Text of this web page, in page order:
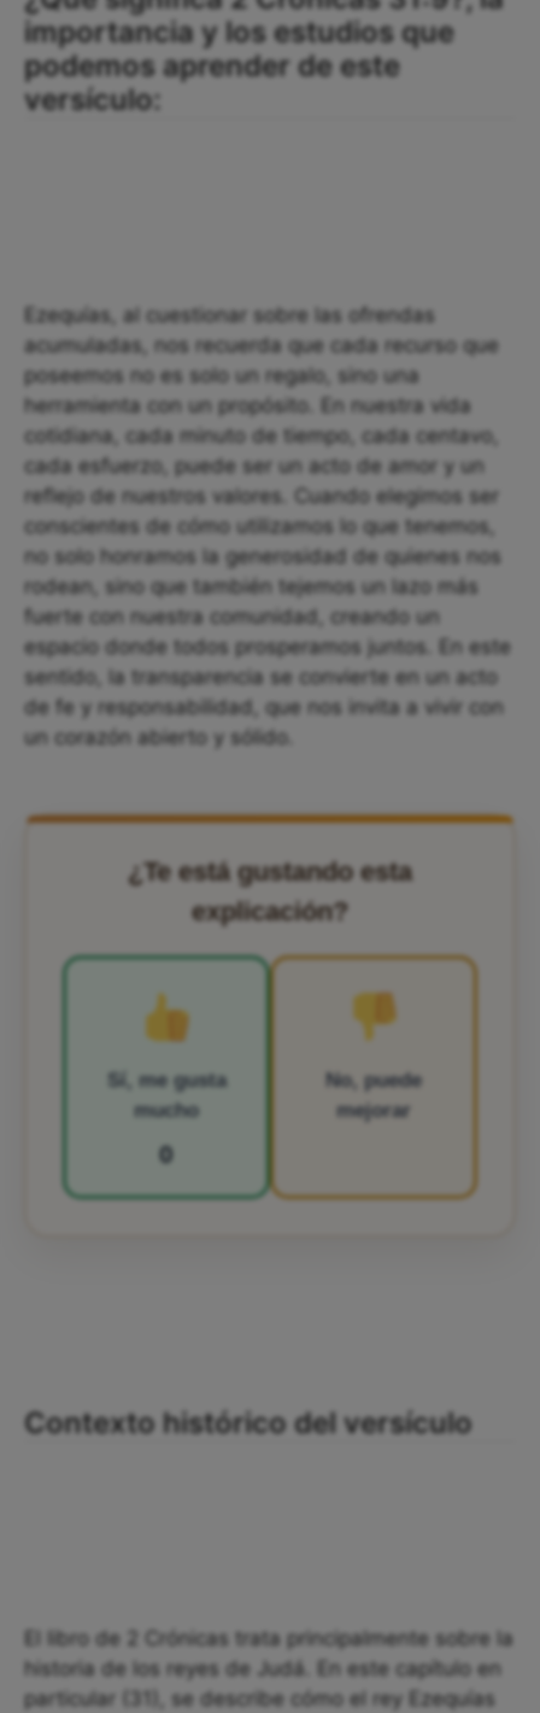
importancia y los estudios que
podemos aprender de este
versículo:
Ezequías, al cuestionar sobre las ofrendas
acumuladas, nos recuerda que cada recurso que
poseemos no es solo un regalo, sino una
herramienta con un propósito. En nuestra vida
cotidiana, cada minuto de tiempo, cada centavo,
cada esfuerzo, puede ser un acto de amor y un
reflejo de nuestros valores. Cuando elegimos ser
conscientes de cómo utilizamos lo que tenemos,
no solo honramos la generosidad de quienes nos
rodean, sino que también tejemos un lazo más
fuerte con nuestra comunidad, creando un
espacio donde todos prosperamos juntos. En este
sentido, la transparencia se convierte en un acto
de fe y responsabilidad, que nos invita a vivir con
un corazón abierto y sólido.
¿Te está gustando esta
explicación?
Sí, me gusta
mucho
0
No, puede
mejorar
Contexto histórico del versículo
El libro de 2 Crónicas trata principalmente sobre la
historia de los reyes de Judá. En este capítulo en
particular (31), se describe cómo el rey Ezequías